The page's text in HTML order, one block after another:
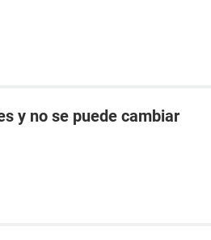
y no se puede cambiar